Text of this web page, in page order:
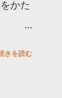
かた
きを読む